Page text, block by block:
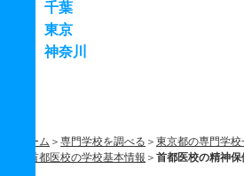
千葉
東京
神奈川
ホーム 専門学校を調べる
東京都の専門学校
首都医校の学校基本情報
首都医校の精神保